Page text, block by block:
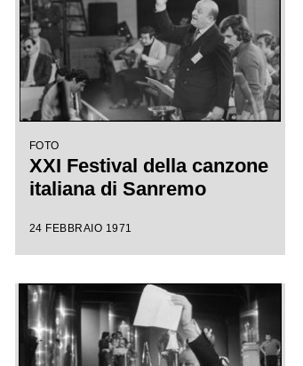
FOTO
XXI Festival della canzone
italiana di Sanremo
24 FEBBRAIO 1971